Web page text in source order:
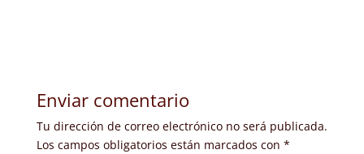
Enviar comentario
Tu dirección de correo electrónico no será publicada.
Los campos obligatorios están marcados con *